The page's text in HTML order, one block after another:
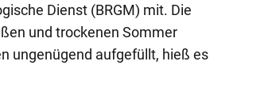
Dienst (BRGM) mit. Die
und trockenen Sommer
ungenügend aufgefüllt, hieß es